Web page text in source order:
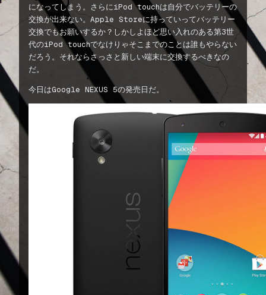
になってしまう。さらにiPod touchは自分でバッテリーの
交換が出来ない。Apple Storeに持っていってバッテリー
交換でもお願いするか？しかしよほど思い入れのある第3世
代のiPod touchでなけりゃそこまでのことは誰もやらない
だろう。それならさっさと新しい端末に交換するべきなの
だ。
今日はGoogle NEXUS 5の発売日だ。